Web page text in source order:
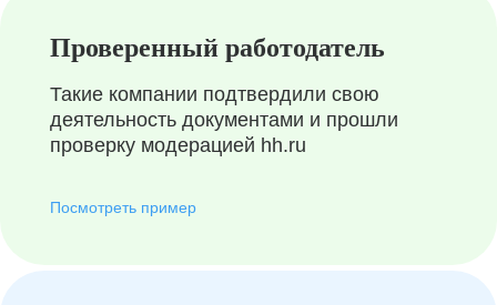
Проверенный работодатель
Такие компании подтвердили свою
деятельность документами и прошли
проверку модерацией hh.ru
Посмотреть пример